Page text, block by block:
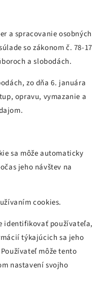
a spracovanie osobných
so zákonom č. 78-17
a slobodách.
zo dňa 6. januára
opravu, vymazanie a
sa môže automaticky
jeho návštev na
cookies.
identifikovať používateľa,
týkajúcich sa jeho
môže tento
nastavení svojho